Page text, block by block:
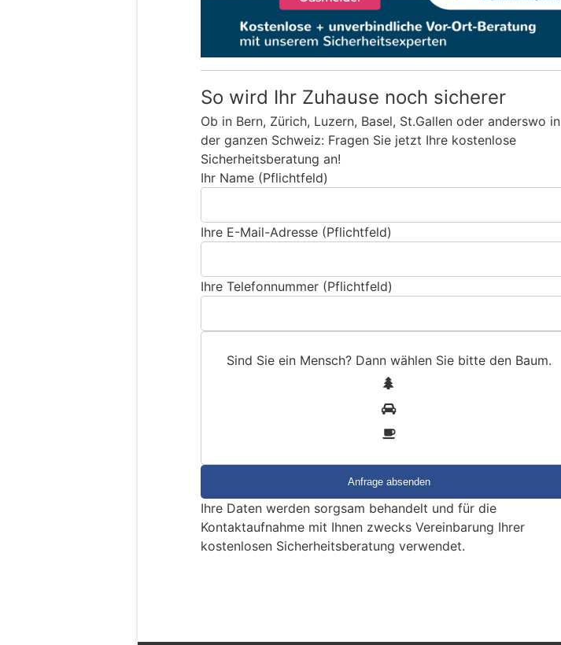
So wird Ihr Zuhause noch sicherer
Ob in Bern, Zürich, Luzern, Basel, St.Gallen oder anderswo in
der ganzen Schweiz: Fragen Sie jetzt Ihre kostenlose
Sicherheitsberatung an!
Ihr Name (Pflichtfeld)
Ihre E-Mail-Adresse (Pflichtfeld)
Ihre Telefonnummer (Pflichtfeld)
Sind Sie ein Mensch? Dann wählen Sie bitte den Baum.
e
i
n
Ihre Daten werden sorgsam behandelt und für die
Kontaktaufnahme mit Ihnen zwecks Vereinbarung Ihrer
kostenlosen Sicherheitsberatung verwendet.